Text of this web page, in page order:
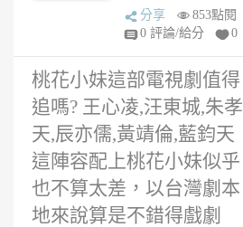
6
年
分享
853點閱
0 評論/給分
0
桃花小妹這部電視劇值得
追嗎? 王心凌,汪東城,朱孝
天,辰亦儒,黃靖倫,藍鈞天
這陣容配上桃花小妹似乎
也不算太差，以台灣劇本
地來說算是不錯得戲劇